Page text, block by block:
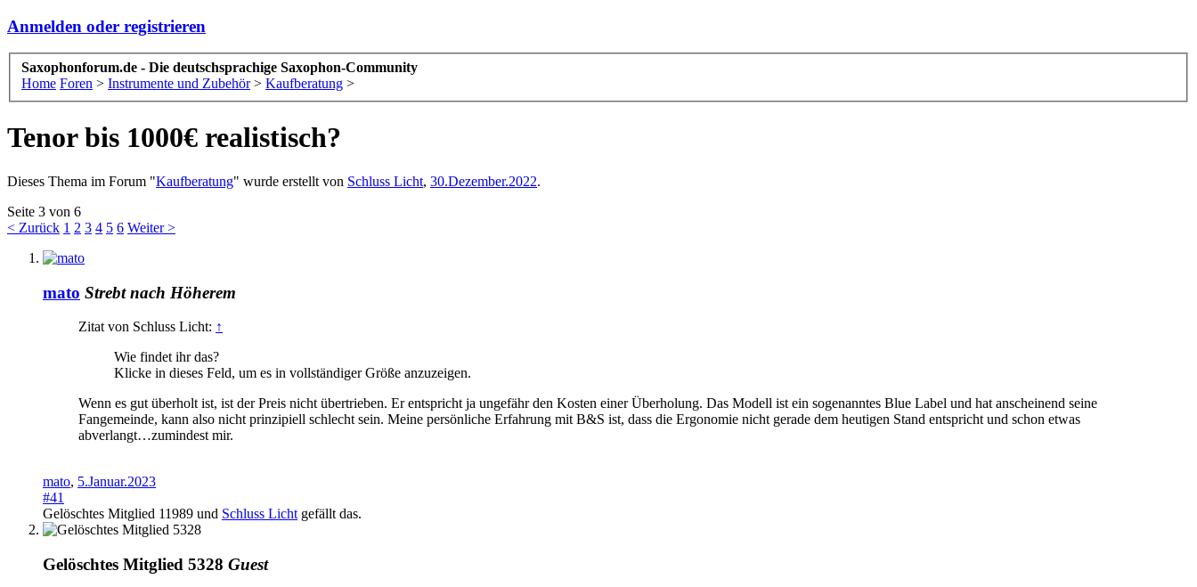
Anmelden oder registrieren
Saxophonforum.de - Die deutschsprachige Saxophon-Community
Home Foren > Instrumente und Zubehör > Kaufberatung >
Tenor bis 1000€ realistisch?
Dieses Thema im Forum "Kaufberatung" wurde erstellt von Schluss Licht, 30.Dezember.2022.
Seite 3 von 6
< Zurück 1 2 3 4 5 6 Weiter >
mato Strebt nach Höherem
Zitat von Schluss Licht: ↑
Wie findet ihr das?
Klicke in dieses Feld, um es in vollständiger Größe anzuzeigen.
Wenn es gut überholt ist, ist der Preis nicht übertrieben. Er entspricht ja ungefähr den Kosten einer Überholung. Das Modell ist ein sogenanntes Blue Label und hat anscheinend seine
Fangemeinde, kann also nicht prinzipiell schlecht sein. Meine persönliche Erfahrung mit B&S ist, dass die Ergonomie nicht gerade dem heutigen Stand entspricht und schon etwas
abverlangt…zumindest mir.
mato, 5.Januar.2023
#41
Gelöschtes Mitglied 11989 und Schluss Licht gefällt das.
Gelöschtes Mitglied 5328 Guest